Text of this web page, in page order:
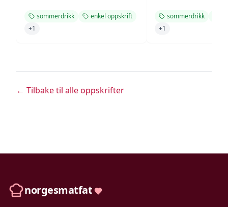
sommerdrikk
enkel oppskrift
+1
sommerdrikk
+1
← Tilbake til alle oppskrifter
norgesmatfat